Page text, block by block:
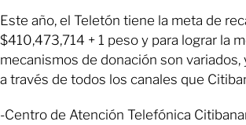
Este año, el Teletón tiene la meta de
$410,473,714 + 1 peso y para lograr la
mecanismos de donación son variados,
a través de todos los canales que
-Centro de Atención Telefónica